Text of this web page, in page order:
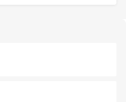
情を楽しめる外せないスポット